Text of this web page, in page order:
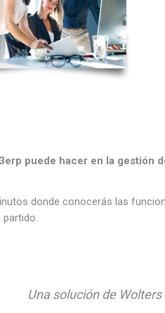
puede hacer en la gestión
donde conocerás las
Una solución de Wolters